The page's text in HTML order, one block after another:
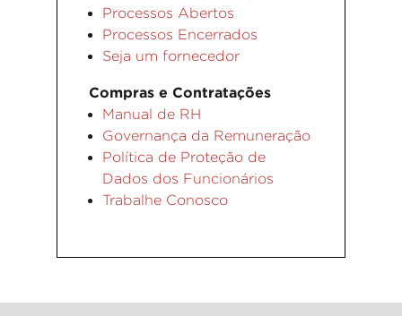
Processos Abertos
Processos Encerrados
Seja um fornecedor
Compras e Contratações
Manual de RH
Governança da Remuneração
Política de Proteção de
Dados dos Funcionários
Trabalhe Conosco